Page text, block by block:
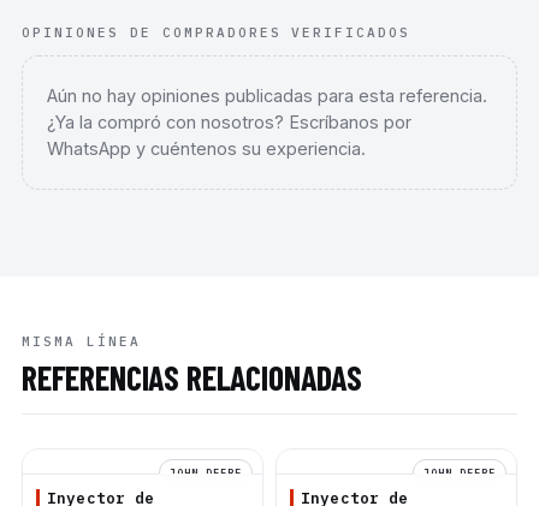
OPINIONES DE COMPRADORES VERIFICADOS
Aún no hay opiniones publicadas para esta referencia.
¿Ya la compró con nosotros? Escríbanos por
WhatsApp y cuéntenos su experiencia.
MISMA LÍNEA
REFERENCIAS RELACIONADAS
JOHN DEERE
Inyector de
JOHN DEERE
Inyector de